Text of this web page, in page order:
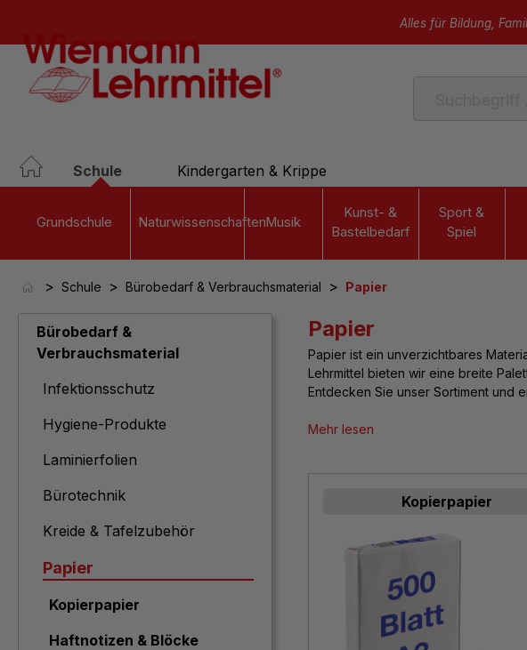
Alles für Bildung,
Schule Kindergarten & Krippe
Grundschule NaturwissenschaftenMusik
Kunst- &
Bastelbedarf
Sport &
Spiel
> Schule > Bürobedarf & Verbrauchsmaterial > Papier
Bürobedarf &
Verbrauchsmaterial
Infektionsschutz
Hygiene-Produkte
Laminierfolien
Bürotechnik
Kreide & Tafelzubehör
Papier
Kopierpapier
Haftnotizen & Blöcke
Papier
Papier ist ein unverzichtbares
Lehrmittel bieten wir eine breite
Entdecken Sie unser Sortiment und
Mehr lesen
Kopierpapier